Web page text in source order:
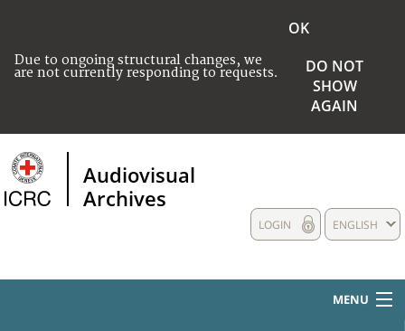
Due to ongoing structural changes, we
are not currently responding to requests.
OK
DO NOT
SHOW
AGAIN
Audiovisual
Archives
ENGLISH
LOGIN
MENU